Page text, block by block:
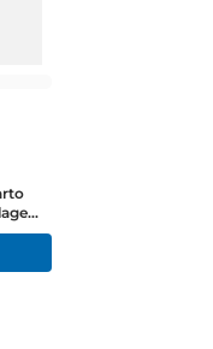
versátil e pode
Seja como um